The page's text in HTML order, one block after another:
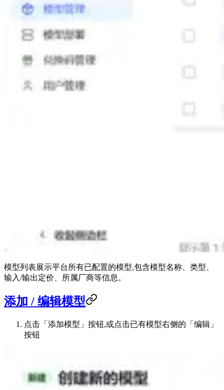
模型列表展示平台所有已配置的模型,包含模型名称、类型、
输入/输出定价、所属厂商等信息。
添加 / 编辑模型
点击「添加模型」按钮,或点击已有模型右侧的「编辑」
按钮